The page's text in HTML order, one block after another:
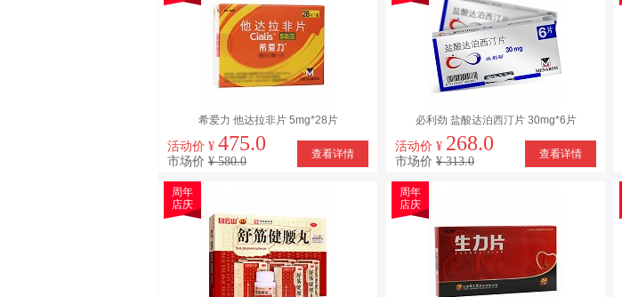
希爱力 他达拉非片 5mg*28片
活动价 ¥ 475.0
市场价 ¥ 580.0
查看详情
必利劲 盐酸达泊西汀片 30mg*6片
活动价 ¥ 268.0
市场价 ¥ 313.0
查看详情
周年
店庆
周年
店庆